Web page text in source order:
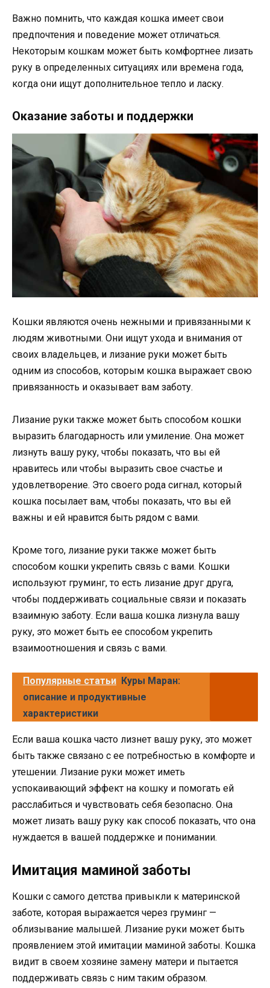
Важно помнить, что каждая кошка имеет свои
предпочтения и поведение может отличаться.
Некоторым кошкам может быть комфортнее лизать
руку в определенных ситуациях или времена года,
когда они ищут дополнительное тепло и ласку.
Оказание заботы и поддержки
Кошки являются очень нежными и привязанными к
людям животными. Они ищут ухода и внимания от
своих владельцев, и лизание руки может быть
одним из способов, которым кошка выражает свою
привязанность и оказывает вам заботу.
Лизание руки также может быть способом кошки
выразить благодарность или умиление. Она может
лизнуть вашу руку, чтобы показать, что вы ей
нравитесь или чтобы выразить свое счастье и
удовлетворение. Это своего рода сигнал, который
кошка посылает вам, чтобы показать, что вы ей
важны и ей нравится быть рядом с вами.
Кроме того, лизание руки также может быть
способом кошки укрепить связь с вами. Кошки
используют груминг, то есть лизание друг друга,
чтобы поддерживать социальные связи и показать
взаимную заботу. Если ваша кошка лизнула вашу
руку, это может быть ее способом укрепить
взаимоотношения и связь с вами.
Популярные статьи Куры Маран:
описание и продуктивные
характеристики
Если ваша кошка часто лизнет вашу руку, это может
быть также связано с ее потребностью в комфорте и
утешении. Лизание руки может иметь
успокаивающий эффект на кошку и помогать ей
расслабиться и чувствовать себя безопасно. Она
может лизать вашу руку как способ показать, что она
нуждается в вашей поддержке и понимании.
Имитация маминой заботы
Кошки с самого детства привыкли к материнской
заботе, которая выражается через груминг —
облизывание малышей. Лизание руки может быть
проявлением этой имитации маминой заботы. Кошка
видит в своем хозяине замену матери и пытается
поддерживать связь с ним таким образом.